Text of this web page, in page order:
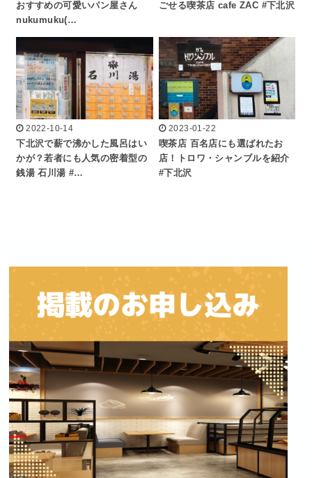
おすすめの可愛いパン屋さん
nukumuku(…
ごせる喫茶店 cafe ZAC #下北沢
2022-10-14
下北沢で薪で沸かした風呂はい
かが？若者にも人気の密着型の
銭湯 石川湯 #…
2023-01-22
喫茶店 百名店にも選ばれたお
店！トロワ・シャンブルを紹介
#下北沢